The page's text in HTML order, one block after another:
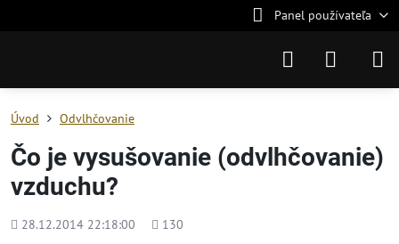
Panel používateľa
Úvod Odvlhčovanie
Čo je vysušovanie (odvlhčovanie)
vzduchu?
Pridané
28.12.2014 22:18:00
Počet
130